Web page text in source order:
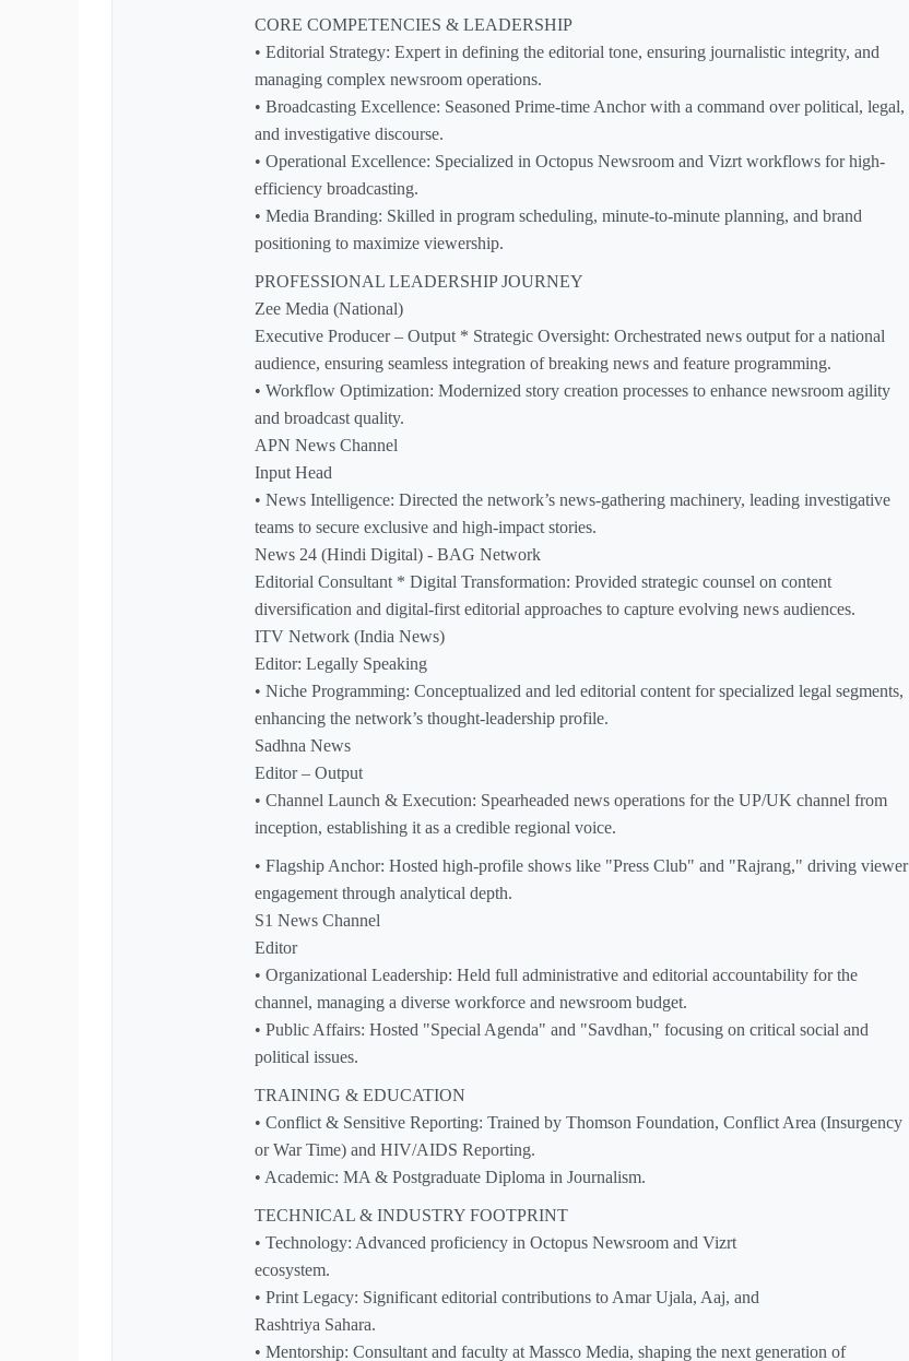
CORE COMPETENCIES & LEADERSHIP
• Editorial Strategy: Expert in defining the editorial tone, ensuring journalistic integrity, and
managing complex newsroom operations.
• Broadcasting Excellence: Seasoned Prime-time Anchor with a command over political, legal,
and investigative discourse.
• Operational Excellence: Specialized in Octopus Newsroom and Vizrt workflows for high-
efficiency broadcasting.
• Media Branding: Skilled in program scheduling, minute-to-minute planning, and brand
positioning to maximize viewership.
PROFESSIONAL LEADERSHIP JOURNEY
Zee Media (National)
Executive Producer – Output * Strategic Oversight: Orchestrated news output for a national
audience, ensuring seamless integration of breaking news and feature programming.
• Workflow Optimization: Modernized story creation processes to enhance newsroom agility
and broadcast quality.
APN News Channel
Input Head
• News Intelligence: Directed the network’s news-gathering machinery, leading investigative
teams to secure exclusive and high-impact stories.
News 24 (Hindi Digital) - BAG Network
Editorial Consultant * Digital Transformation: Provided strategic counsel on content
diversification and digital-first editorial approaches to capture evolving news audiences.
ITV Network (India News)
Editor: Legally Speaking
• Niche Programming: Conceptualized and led editorial content for specialized legal segments,
enhancing the network’s thought-leadership profile.
Sadhna News
Editor – Output
• Channel Launch & Execution: Spearheaded news operations for the UP/UK channel from
inception, establishing it as a credible regional voice.
• Flagship Anchor: Hosted high-profile shows like "Press Club" and "Rajrang," driving viewer
engagement through analytical depth.
S1 News Channel
Editor
• Organizational Leadership: Held full administrative and editorial accountability for the
channel, managing a diverse workforce and newsroom budget.
• Public Affairs: Hosted "Special Agenda" and "Savdhan," focusing on critical social and
political issues.
TRAINING & EDUCATION
• Conflict & Sensitive Reporting: Trained by Thomson Foundation, Conflict Area (Insurgency
or War Time) and HIV/AIDS Reporting.
• Academic: MA & Postgraduate Diploma in Journalism.
TECHNICAL & INDUSTRY FOOTPRINT
• Technology: Advanced proficiency in Octopus Newsroom and Vizrt
ecosystem.
• Print Legacy: Significant editorial contributions to Amar Ujala, Aaj, and
Rashtriya Sahara.
• Mentorship: Consultant and faculty at Massco Media, shaping the next generation of